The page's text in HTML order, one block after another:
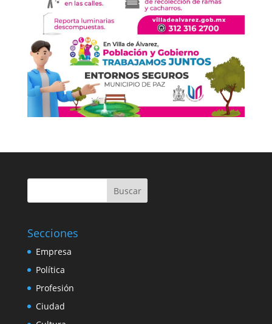
Buscar
Secciones
Empresa
Política
Profesión
Ciudad